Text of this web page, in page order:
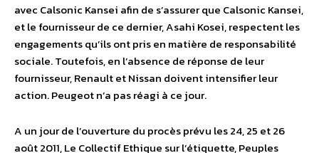
avec Calsonic Kansei afin de s’assurer que Calsonic Kansei,
et le fournisseur de ce dernier, Asahi Kosei, respectent les
engagements qu’ils ont pris en matière de responsabilité
sociale. Toutefois, en l’absence de réponse de leur
fournisseur, Renault et Nissan doivent intensifier leur
action. Peugeot n’a pas réagi à ce jour.
A un jour de l’ouverture du procès prévu les 24, 25 et 26
août 2011, Le Collectif Ethique sur l’étiquette, Peuples